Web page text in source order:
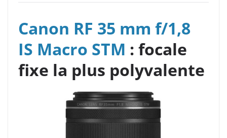
Canon RF 35 mm f/1,8
IS Macro STM : focale
fixe la plus polyvalente